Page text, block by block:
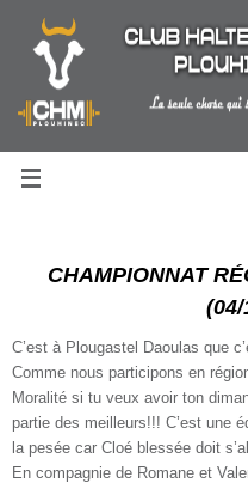
contenu
CHAMPIONNAT
(04/
C’est à Plougastel Daoulas que
Comme nous participons en
Moralité si tu veux avoir ton
partie des meilleurs!!! C’est une
la pesée car Cloé blessée doit
En compagnie de Romane et